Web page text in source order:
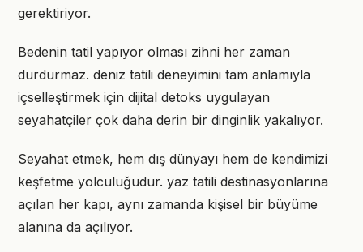
gerektiriyor.
Bedenin tatil yapıyor olması zihni her zaman
durdurmaz. deniz tatili deneyimini tam anlamıyla
içselleştirmek için dijital detoks uygulayan
seyahatçiler çok daha derin bir dinginlik yakalıyor.
Seyahat etmek, hem dış dünyayı hem de kendimizi
keşfetme yolculuğudur. yaz tatili destinasyonlarına
açılan her kapı, aynı zamanda kişisel bir büyüme
alanına da açılıyor.